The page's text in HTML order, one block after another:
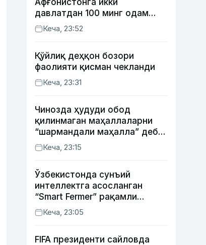
Афғонистонга икки
давлатдан 100 минг одам
қайтиб келди
Кеча, 23:52
Қўйлиқ деҳқон бозори
фаолияти қисман чекланди
Кеча, 23:31
Чинозда ҳудуди обод
қилинмаган маҳаллаларни
“шармандали маҳалла” деб
белгилаш бошланди
Кеча, 23:15
Ўзбекистонда сунъий
интеллектга асосланган
“Smart Fermer” рақамли
платформаси ишга
туширилади
Кеча, 23:05
FIFA президенти сайловда